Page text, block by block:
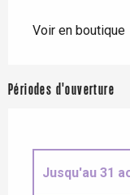
Voir en boutique
Périodes d'ouverture
Jusqu'au 31